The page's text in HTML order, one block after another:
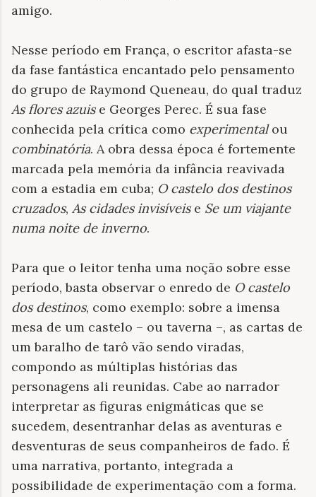
amigo.
Nesse período em França, o escritor afasta-se
da fase fantástica encantado pelo pensamento
do grupo de Raymond Queneau, do qual traduz
As flores azuise Georges Perec. É sua fase
conhecida pela crítica como experimentalou
combinatória. A obra dessa época é fortemente
marcada pela memória da infância reavivada
com a estadia em cuba; O castelo dos destinos
cruzados, As cidades invisíveise Se um viajante
numa noite de inverno.
Para que o leitor tenha uma noção sobre esse
período, basta observar o enredo de O castelo
dos destinos, como exemplo: sobre a imensa
mesa de um castelo – ou taverna –, as cartas de
um baralho de tarô vão sendo viradas,
compondo as múltiplas histórias das
personagens ali reunidas. Cabe ao narrador
interpretar as figuras enigmáticas que se
sucedem, desentranhar delas as aventuras e
desventuras de seus companheiros de fado. É
uma narrativa, portanto, integrada a
possibilidade de experimentação com a forma.